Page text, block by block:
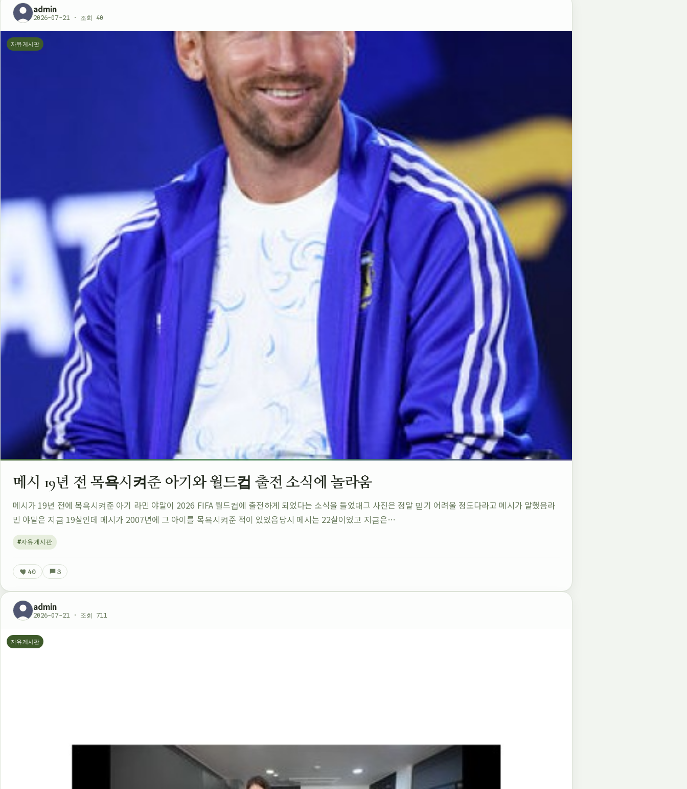
admin
2026-07-21 · 조회 40
자유게시판
메시 19년 전 목욕시켜준 아기와 월드컵 출전 소식에 놀라움
메시가 19년 전에 목욕시켜준 아기 라민 야말이 2026 FIFA 월드컵에 출전하게 되었다는 소식을 들었대그 사진은 정말 믿기 어려울 정도다라고 메시가 말했음라
민 야말은 지금 19살인데 메시가 2007년에 그 아이를 목욕시켜준 적이 있었음당시 메시는 22살이었고 지금은…
#자유게시판
40 3
admin
2026-07-21 · 조회 711
자유게시판